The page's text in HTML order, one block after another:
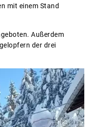
mit einem Stand
Außerdem
der drei